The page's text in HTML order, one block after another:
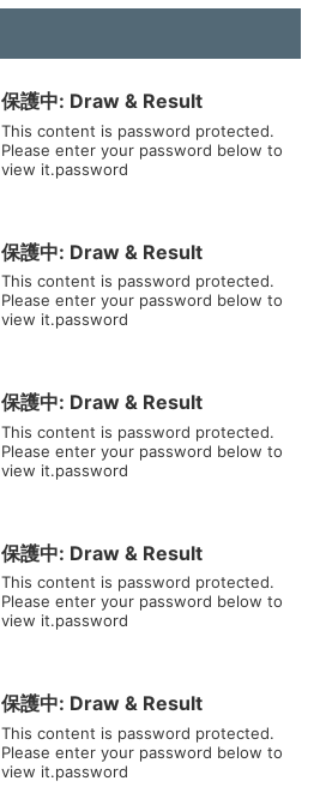
保護中: Draw & Result
This content is password protected.
Please enter your password below to
view it.password
保護中: Draw & Result
This content is password protected.
Please enter your password below to
view it.password
保護中: Draw & Result
This content is password protected.
Please enter your password below to
view it.password
保護中: Draw & Result
This content is password protected.
Please enter your password below to
view it.password
保護中: Draw & Result
This content is password protected.
Please enter your password below to
view it.password